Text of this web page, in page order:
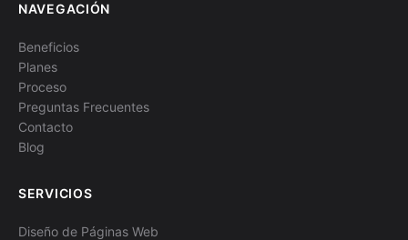
NAVEGACIÓN
Beneficios
Planes
Proceso
Preguntas Frecuentes
Contacto
Blog
SERVICIOS
Diseño de Páginas Web